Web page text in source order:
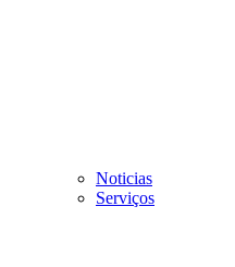
Noticias
Serviços